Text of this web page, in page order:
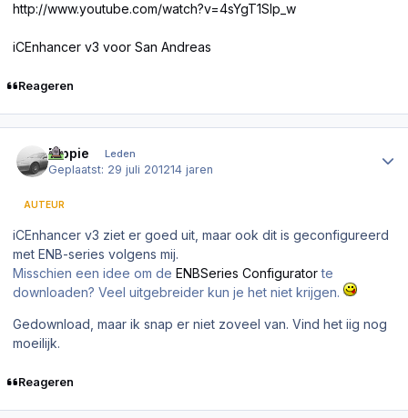
http://www.youtube.com/watch?v=4sYgT1SIp_w
iCEnhancer v3 voor San Andreas
Reageren
Dippie Leden
Geplaatst: 29 juli 201214 jaren
AUTEUR
iCEnhancer v3 ziet er goed uit, maar ook dit is geconfigureerd
met ENB-series volgens mij.
Misschien een idee om de ENBSeries Configuratorte
downloaden? Veel uitgebreider kun je het niet krijgen.
Gedownload, maar ik snap er niet zoveel van. Vind het iig nog
moeilijk.
Reageren